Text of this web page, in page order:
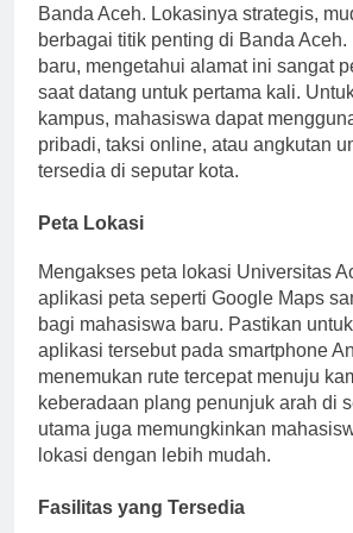
Banda Aceh. Lokasinya strategis,
berbagai titik penting di Banda
baru, mengetahui alamat ini sangat
saat datang untuk pertama kali.
kampus, mahasiswa dapat
pribadi, taksi online, atau angkutan
tersedia di seputar kota.
Peta Lokasi
Mengakses peta lokasi Universitas
aplikasi peta seperti Google Maps
bagi mahasiswa baru. Pastikan
aplikasi tersebut pada smartphone
menemukan rute tercepat menuju
keberadaan plang penunjuk arah di
utama juga memungkinkan
lokasi dengan lebih mudah.
Fasilitas yang Tersedia